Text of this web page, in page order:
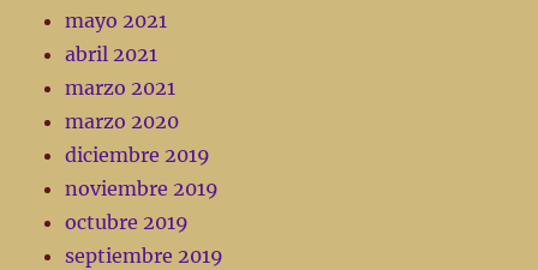
mayo 2021
abril 2021
marzo 2021
marzo 2020
diciembre 2019
noviembre 2019
octubre 2019
septiembre 2019